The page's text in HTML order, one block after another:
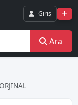
Giriş
Ara